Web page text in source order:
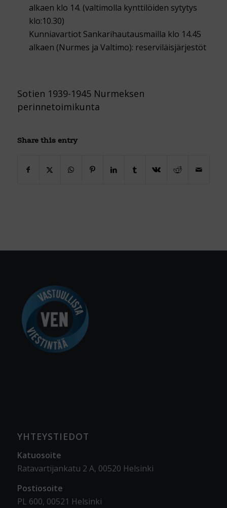
alkaen klo 14. (valtimolla kynttilöiden sytytys
klo:10.30)
Kunniavartiot Sankarihautausmailla klo 14.45
alkaen (Nurmes ja Valtimo): reserviläisjärjestöt
Sotien 1939-1945 Nurmeksen
perinnetoimikunta
Share this entry
YHTEYSTIEDOT
Katuosoite
Ratavartijankatu 2 A, 00520 Helsinki
Postiosoite
PL 600, 00521 Helsinki